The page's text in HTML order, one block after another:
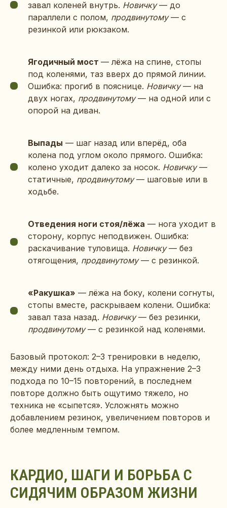
завал коленей внутрь. Новичку— до
параллели с полом, продвинутому— с
резинкой или рюкзаком.
Ягодичный мост — лёжа на спине, стопы
под коленями, таз вверх до прямой линии.
Ошибка: прогиб в пояснице. Новичку— на
двух ногах, продвинутому— на одной или с
опорой на диван.
Выпады — шаг назад или вперёд, оба
колена под углом около прямого. Ошибка:
колено уходит далеко за носок. Новичку—
статичные, продвинутому— шаговые или в
ходьбе.
Отведения ноги стоя/лёжа — нога уходит в
сторону, корпус неподвижен. Ошибка:
раскачивание туловища. Новичку— без
отягощения, продвинутому— с резинкой.
«Ракушка» — лёжа на боку, колени согнуты,
стопы вместе, раскрываем колени. Ошибка:
завал таза назад. Новичку— без резинки,
продвинутому— с резинкой над коленями.
Базовый протокол: 2–3 тренировки в неделю,
между ними день отдыха. На упражнение 2–3
подхода по 10–15 повторений, в последнем
повторе должно быть ощутимо тяжело, но
техника не «сыпется». Усложнять можно
добавлением резинок, увеличением повторов и
более медленным темпом.
КАРДИО, ШАГИ И БОРЬБА С
СИДЯЧИМ ОБРАЗОМ ЖИЗНИ